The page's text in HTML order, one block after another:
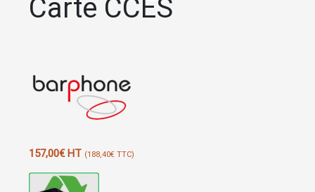
Carte CCES
157,00€HT (188,40€ TTC)